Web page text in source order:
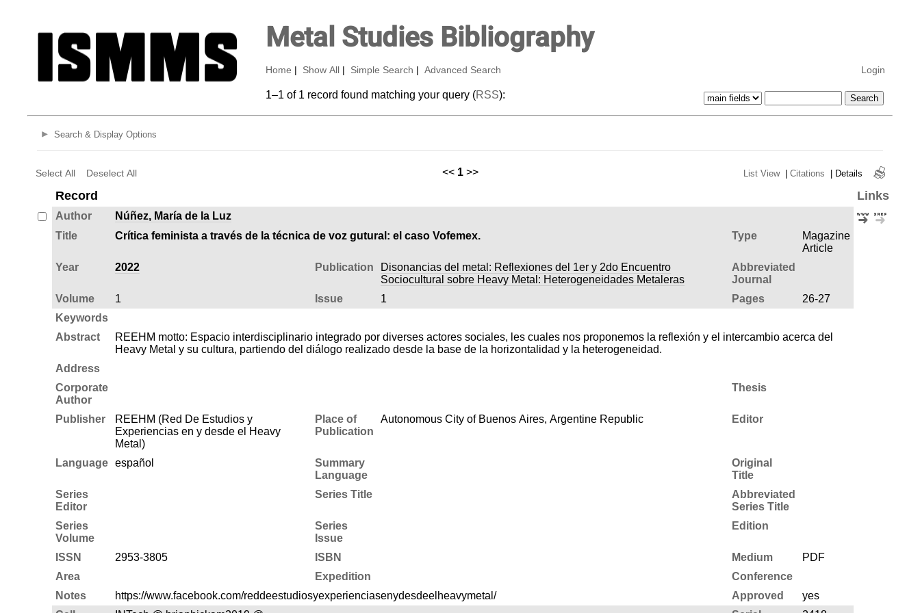
Metal Studies Bibliography
Home Show All Simple Search Advanced Search Login
1–1 of 1 record found matching your query (RSS):
Search & Display Options
Select All Deselect All << 1 >> List View | Citations | Details
Record Links
Author
Núñez, María de la Luz
Title
Crítica feminista a través de la técnica de voz gutural: el caso Vofemex. Type
Magazine
Article
Year
2022 Publication
Disonancias del metal: Reflexiones del 1er y 2do Encuentro
Sociocultural sobre Heavy Metal: Heterogeneidades Metaleras
Abbreviated
Journal
Volume
1 Issue 1 Pages
26-27
Keywords
Abstract
REEHM motto: Espacio interdisciplinario integrado por diverses actores sociales, les cuales nos proponemos la reflexión y el intercambio acerca del
Heavy Metal y su cultura, partiendo del diálogo realizado desde la base de la horizontalidad y la heterogeneidad.
Address
Corporate
Author
Thesis
Publisher
REEHM (Red De Estudios y
Experiencias en y desde el Heavy
Metal)
Place of
Publication
Autonomous City of Buenos Aires, Argentine Republic Editor
Language español
Summary
Language
Original
Title
Series
Editor
Series Title
Abbreviated
Series Title
Series
Volume
Series
Issue
Edition
ISSN 2953-3805 ISBN Medium
PDF
Area
Expedition
Conference
Notes
https://www.facebook.com/reddeestudiosyexperienciasenydesdeelheavymetal/ Approved
yes